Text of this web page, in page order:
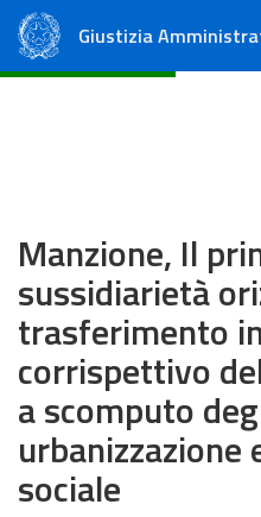
Giustizia
Manzione, Il
sussidiarietà
trasferimento
corrispettivo
a scomputo
sociale